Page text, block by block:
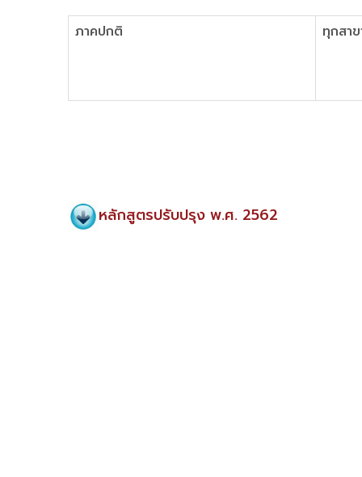
ภาคปกติ ทุกสา
หลักสูตรปรับปรุง พ.ศ. 2562